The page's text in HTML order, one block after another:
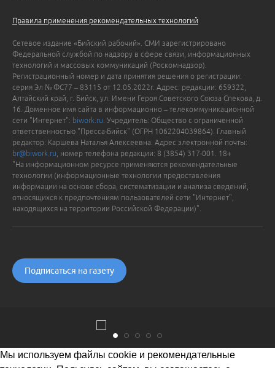
Правила применения рекомендательных технологий
Сетевое издание «Бийский рабочий». СМИ зарегистрировано
Федеральной службой по надзору в сфере связи, информационных
технологий и массовых коммуникаций (Роскомнадзор).
Регистрационный номер и дата принятия решения о регистрации:
серия Эл № ФС77 – 83115 от 12.05.2022г. Адрес: редакции: 659322,
Алтайский край, г. Бийск, ул. Имени Героя Советского Союза Спекова, д.
16. Доменное имя сайта в информационно – телекоммуникационной
сети "Интернет": biwork.ru . Учредитель: Общество с ограниченной
ответственностью "Пресса-Бийск" (ОГРН 1062204039864). Главный
редактор: Каршева Наталья Алексеевна. Адрес электронной почты:
br@biwork.ru , номер телефона редакции: 8 (3854) 317-001. 18+
"На информационном ресурсе применяются рекомендательные
технологии (информационные технологии предоставления
информации на основе сбора, систематизации и анализа сведений,
относящихся к предпочтениям пользователей сети "Интернет",
находящихся на территории Российской Федерации)".
Подписаться на газету
Мы используем файлы cookie и рекомендательные